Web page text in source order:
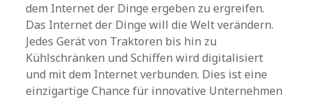
dem Internet der Dinge ergeben zu ergreifen.
Das Internet der Dinge will die Welt verändern.
Jedes Gerät von Traktoren bis hin zu
Kühlschränken und Schiffen wird digitalisiert
und mit dem Internet verbunden. Dies ist eine
einzigartige Chance für innovative Unternehmen